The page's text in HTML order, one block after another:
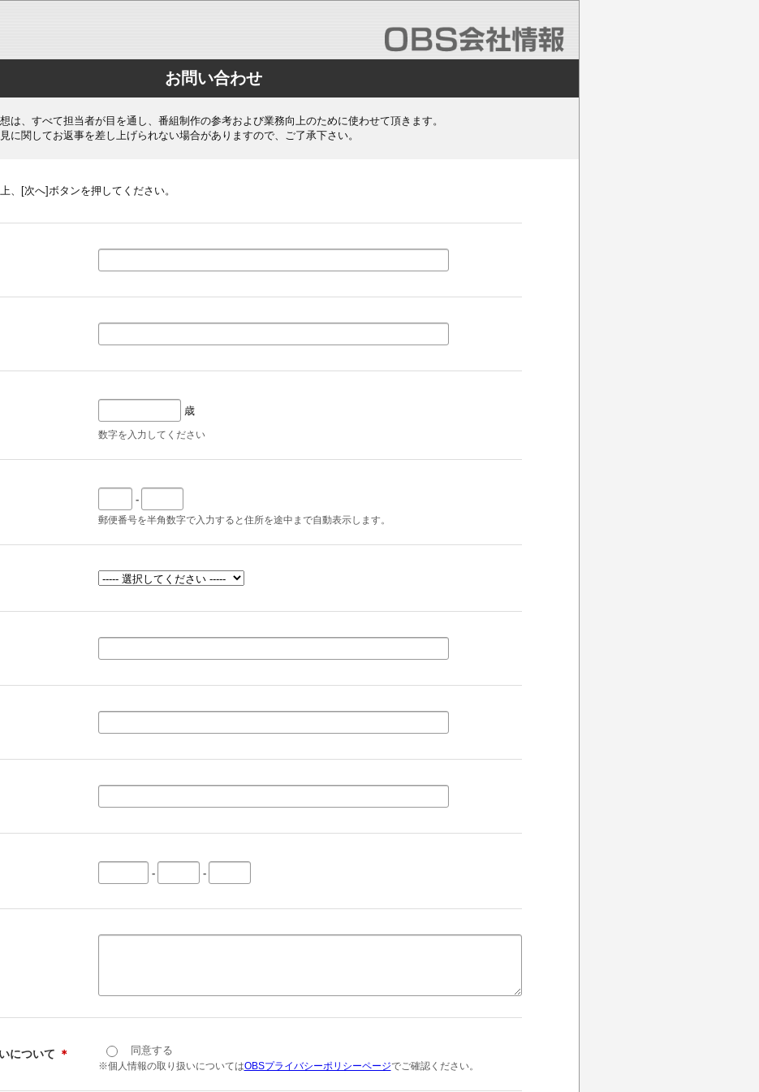
お問い合わせ
は、すべて担当者が目を通し、番組制作の参考および業務向上のために使わせて頂きます。
に関してお返事を差し上げられない場合がありますので、ご了承下さい。
、[次へ]ボタンを押してください。
歳
数字を入力してください
-
郵便番号を半角数字で入力すると住所を途中まで自動表示します。
- -
について ＊ 同意する
※個人情報の取り扱いについてはOBSプライバシーポリシーページでご確認ください。